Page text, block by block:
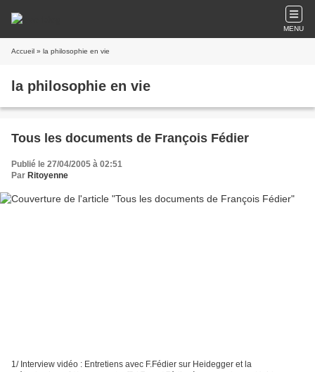
MENU
Accueil » la philosophie en vie
la philosophie en vie
Tous les documents de François Fédier
Publié le 27/04/2005 à 02:51
Par Ritoyenne
1/ Interview vidéo : Entretiens avec F.Fédier sur Heidegger et la